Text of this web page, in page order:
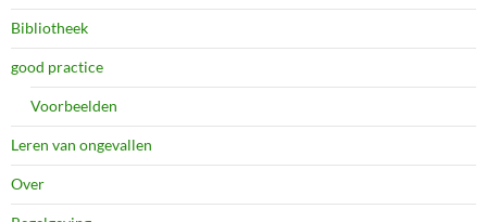
Bibliotheek
good practice
Voorbeelden
Leren van ongevallen
Over